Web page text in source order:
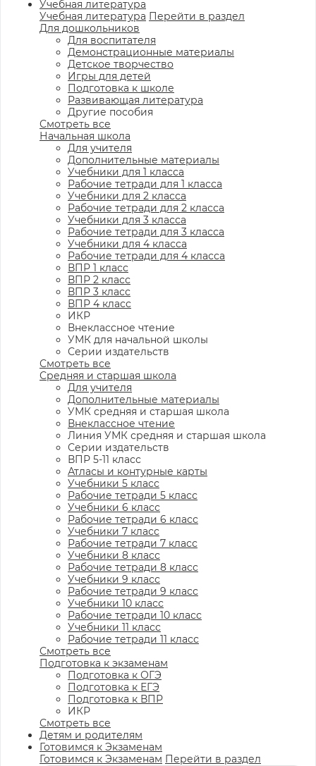
Учебная литература
Учебная литература Перейти в раздел
Для дошкольников
Для воспитателя
Демонстрационные материалы
Детское творчество
Игры для детей
Подготовка к школе
Развивающая литература
Другие пособия
Смотреть все
Начальная школа
Для учителя
Дополнительные материалы
Учебники для 1 класса
Рабочие тетради для 1 класса
Учебники для 2 класса
Рабочие тетради для 2 класса
Учебники для 3 класса
Рабочие тетради для 3 класса
Учебники для 4 класса
Рабочие тетради для 4 класса
ВПР 1 класс
ВПР 2 класс
ВПР 3 класс
ВПР 4 класс
ИКР
Внеклассное чтение
УМК для начальной школы
Серии издательств
Смотреть все
Средняя и старшая школа
Для учителя
Дополнительные материалы
УМК средняя и старшая школа
Внеклассное чтение
Линия УМК средняя и старшая школа
Серии издательств
ВПР 5-11 класс
Атласы и контурные карты
Учебники 5 класс
Рабочие тетради 5 класс
Учебники 6 класс
Рабочие тетради 6 класс
Учебники 7 класс
Рабочие тетради 7 класс
Учебники 8 класс
Рабочие тетради 8 класс
Учебники 9 класс
Рабочие тетради 9 класс
Учебники 10 класс
Рабочие тетради 10 класс
Учебники 11 класс
Рабочие тетради 11 класс
Смотреть все
Подготовка к экзаменам
Подготовка к ОГЭ
Подготовка к ЕГЭ
Подготовка к ВПР
ИКР
Смотреть все
Детям и родителям
Готовимся к Экзаменам
Готовимся к Экзаменам Перейти в раздел